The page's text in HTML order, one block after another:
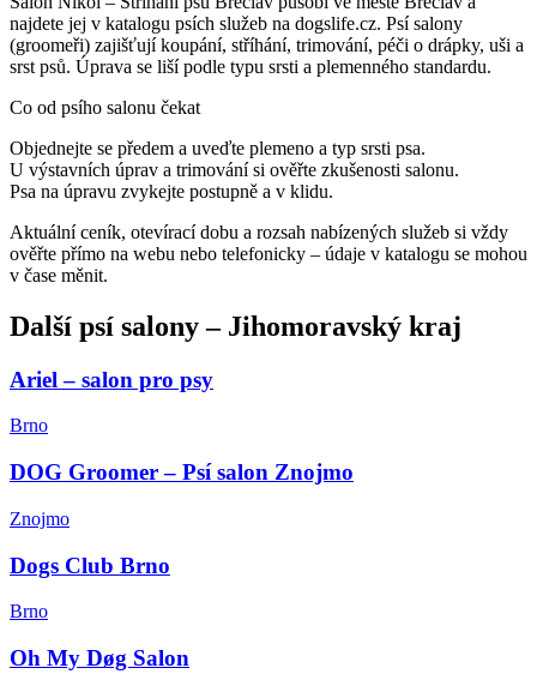
najdete jej v katalogu psích služeb na dogslife.cz. Psí salony
(groomeři) zajišťují koupání, stříhání, trimování, péči o drápky, uši a
srst psů. Úprava se liší podle typu srsti a plemenného standardu.
Co od psího salonu čekat
Objednejte se předem a uveďte plemeno a typ srsti psa.
U výstavních úprav a trimování si ověřte zkušenosti salonu.
Psa na úpravu zvykejte postupně a v klidu.
Aktuální ceník, otevírací dobu a rozsah nabízených služeb si vždy
ověřte přímo na webu nebo telefonicky – údaje v katalogu se mohou
v čase měnit.
Další psí salony– Jihomoravský kraj
Ariel – salon pro psy
Brno
DOG Groomer – Psí salon Znojmo
Znojmo
Dogs Club Brno
Brno
Oh My Døg Salon